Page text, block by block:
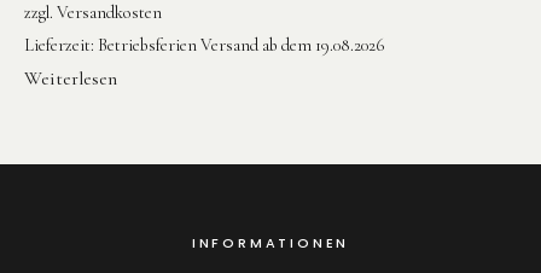
zzgl. Versandkosten
Lieferzeit: Betriebsferien Versand ab dem 19.08.2026
Weiterlesen
INFORMATIONEN